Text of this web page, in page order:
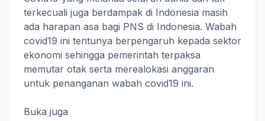
terkecuali juga berdampak di Indonesia masih
ada harapan asa bagi PNS di Indonesia. Wabah
covid19 ini tentunya berpengaruh kepada sektor
ekonomi sehingga pemerintah terpaksa
memutar otak serta merealokasi anggaran
untuk penanganan wabah covid19 ini.
Buka juga